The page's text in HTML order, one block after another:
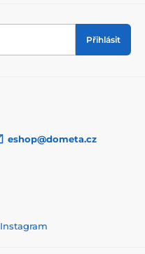
Přihlásit
eshop@dometa.cz
Instagram